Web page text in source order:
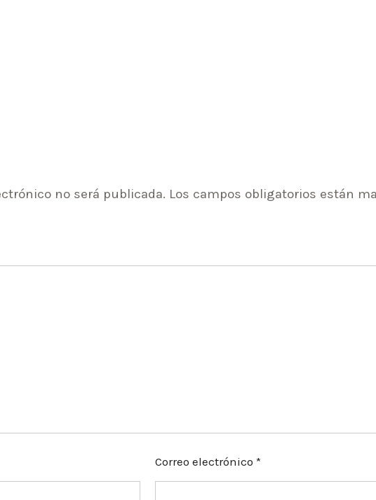
no será publicada. Los campos obligatorios están
Correo electrónico *